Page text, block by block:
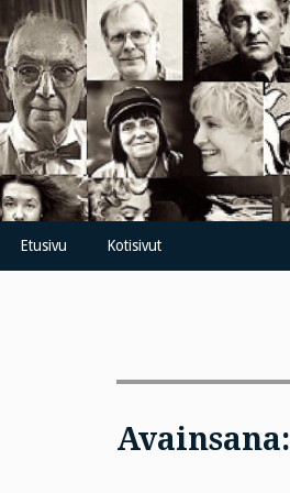
Skip
to
content
Etusivu Kotisivut
Avainsana: